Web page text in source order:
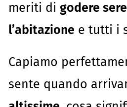
meriti di godere
l’abitazione e tutti i
Capiamo
sente quando